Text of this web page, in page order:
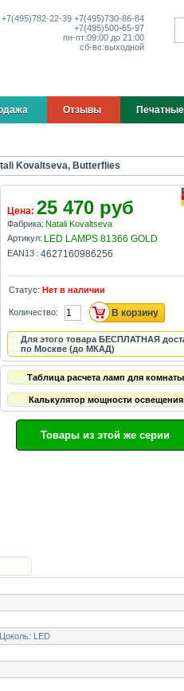
+7(495)782-22-39 +7(495)730-86-84
+7(495)500-65-97
пн-пт:09:00 до 21:00
сб-вс:выходной
Отзывы
Kovaltseva, Butterflies
Цена: 25 470 руб
Фабрика: Natali Kovaltseva
Артикул: LED LAMPS 81366 GOLD
EAN13 : 4627160986256
Статус: Нет в наличии
Количество:
Для этого товара БЕСПЛАТНАЯ
по Москве (до МКАД)
Таблица расчета ламп для комнаты
Калькулятор мощности освещения
Товары из этой же серии
LED